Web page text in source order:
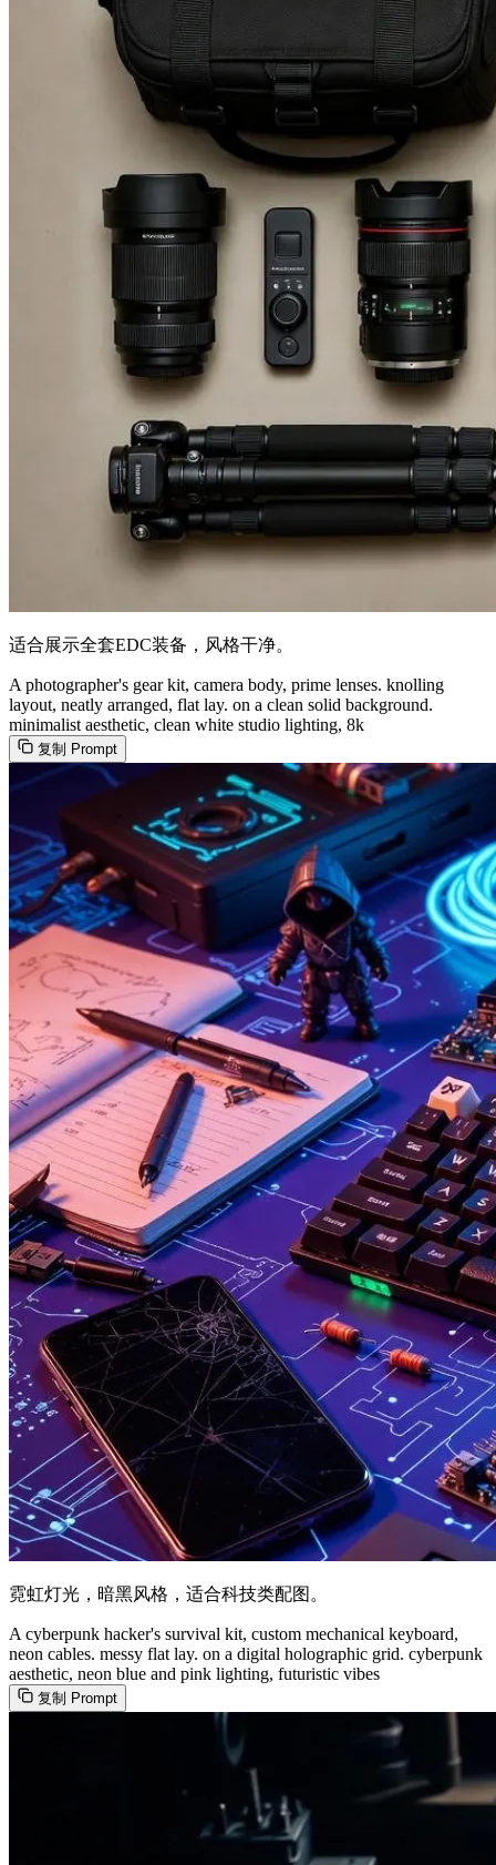
适合展示全套EDC装备，风格干净。
A photographer's gear kit, camera body, prime lenses. knolling
layout, neatly arranged, flat lay. on a clean solid background.
minimalist aesthetic, clean white studio lighting, 8k
复制 Prompt
霓虹灯光，暗黑风格，适合科技类配图。
A cyberpunk hacker's survival kit, custom mechanical keyboard,
neon cables. messy flat lay. on a digital holographic grid. cyberpunk
aesthetic, neon blue and pink lighting, futuristic vibes
复制 Prompt